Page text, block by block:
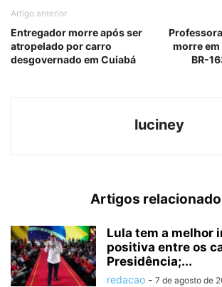
Artigo anterior
Entregador morre após ser
atropelado por carro
desgovernado em Cuiabá
morre
BR-
luciney
Artigos
Lula tem a melhor
positiva entre os
Presidência;...
redacao - 7 de agosto de